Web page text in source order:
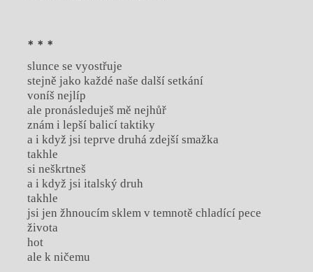
* * *
slunce se vyostřuje
stejně jako každé naše další setkání
voníš nejlíp
ale pronásleduješ mě nejhůř
znám i lepší balicí taktiky
a i když jsi teprve druhá zdejší smažka
takhle
si neškrtneš
a i když jsi italský druh
takhle
jsi jen žhnoucím sklem v temnotě chladící pece
života
hot
ale k ničemu